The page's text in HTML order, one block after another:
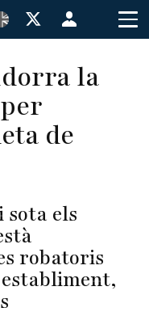
Menú
de
cuenta
dela
de
sota els
robatoris